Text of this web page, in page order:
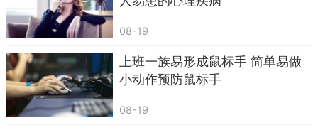
油腻的东西就不要有了，特别是在外吃饭，地沟油
什么的总不能让人吃得安心。
当然要是效仿日式的便当直接带点寿司、手卷
做午餐也可以，不过营养专家提示，吃这类的食物
一定要通过微波炉加热，即使保存环境很完备，也
要防止在空置的时间内食物变质影响身体健康。
08-19
上班一族易形成鼠标手 简单易做
小动作预防鼠标手
08-19